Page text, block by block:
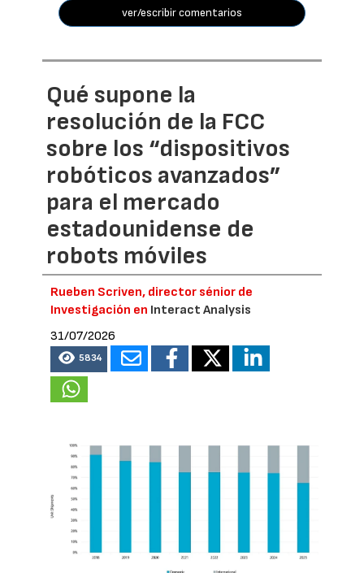
ver/escribir comentarios
Qué supone la
resolución de la FCC
sobre los “dispositivos
robóticos avanzados”
para el mercado
estadounidense de
robots móviles
Rueben Scriven, director sénior de
Investigación en Interact Analysis
31/07/2026
5834